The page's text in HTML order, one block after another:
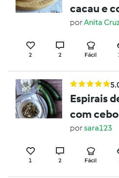
cacau e
porAnita
2 2 Fácil
Espirais
com
requeijão
porsara123
1 2 Fácil